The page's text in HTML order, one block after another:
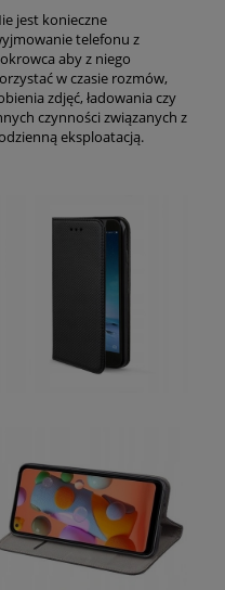
jest konieczne
telefonu z
aby z niego
w czasie rozmów,
zdjęć, ładowania czy
czynności związanych z
eksploatacją.